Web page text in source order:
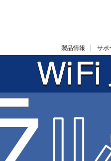
製品情報 サポ